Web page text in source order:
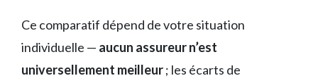
Ce comparatif dépend de votre situation
individuelle — aucun assureur n’est
universellement meilleur; les écarts de